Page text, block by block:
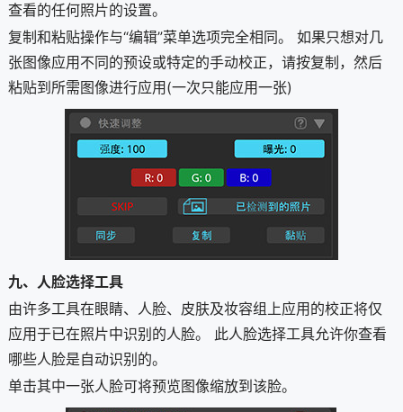
查看的任何照片的设置。
复制和粘贴操作与“编辑”菜单选项完全相同。 如果只想对几
张图像应用不同的预设或特定的手动校正，请按复制，然后
粘贴到所需图像进行应用(一次只能应用一张)
九、人脸选择工具
由许多工具在眼睛、人脸、皮肤及妆容组上应用的校正将仅
应用于已在照片中识别的人脸。 此人脸选择工具允许你查看
哪些人脸是自动识别的。
单击其中一张人脸可将预览图像缩放到该脸。